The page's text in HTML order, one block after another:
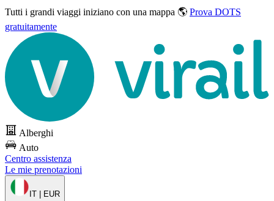
Tutti i grandi viaggi iniziano con una mappa 🌎 Prova DOTS
gratuitamente
Alberghi
Auto
Centro assistenza
Le mie prenotazioni
IT | EUR